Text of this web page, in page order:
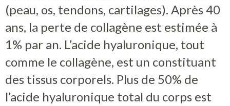
(peau, os, tendons, cartilages). Après 40
ans, la perte de collagène est estimée à
1% par an. L’acide hyaluronique, tout
comme le collagène, est un constituant
des tissus corporels. Plus de 50% de
l’acide hyaluronique total du corps est